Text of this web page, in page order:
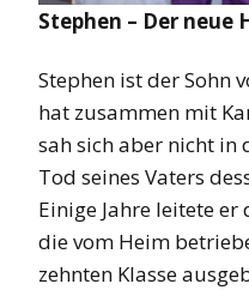
Stephen – Der neue
Stephen ist der Sohn
hat zusammen mit
sah sich aber nicht in
Tod seines Vaters
Einige Jahre leitete er
die vom Heim
zehnten Klasse